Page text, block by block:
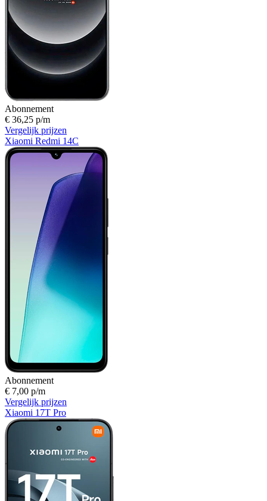
Abonnement
€ 36,25 p/m
Vergelijk prijzen
Xiaomi Redmi 14C
Abonnement
€ 7,00 p/m
Vergelijk prijzen
Xiaomi 17T Pro